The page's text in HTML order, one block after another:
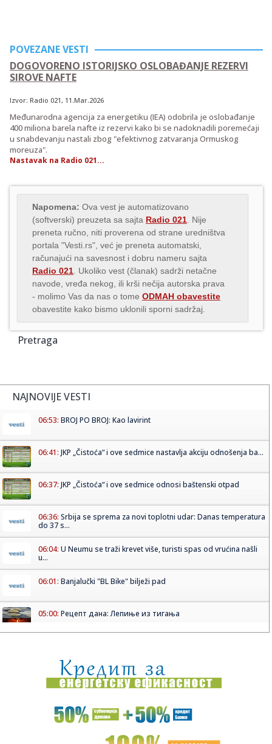
POVEZANE VESTI
DOGOVORENO ISTORIJSKO OSLOBAĐANJE REZERVI
SIROVE NAFTE
Izvor: Radio 021 , 11.Mar.2026
Međunarodna agencija za energetiku (IEA) odobrila je oslobađanje
400 miliona barela nafte iz rezervi kako bi se nadoknadili poremećaji
u snabdevanju nastali zbog "efektivnog zatvaranja Ormuskog
moreuza".
Nastavak na Radio 021...
Napomena: Ova vest je automatizovano
(softverski) preuzeta sa sajta Radio 021 . Nije
preneta ručno, niti proverena od strane uredništva
portala "Vesti.rs", već je preneta automatski,
računajući na savesnost i dobru nameru sajta
Radio 021 . Ukoliko vest (članak) sadrži netačne
navode, vređa nekog, ili krši nečija autorska prava
- molimo Vas da nas o tome ODMAH obavestite
obavestite kako bismo uklonili sporni sadržaj.
Pretraga
NAJNOVIJE VESTI
06:53: BROJ PO BROJ: Kao lavirint
06:41: JKP „Čistoća“ i ove sedmice nastavlja akciju odnošenja ba...
06:37: JKP „Čistoća“ i ove sedmice odnosi baštenski otpad
06:36: Srbija se sprema za novi toplotni udar: Danas temperatura
do 37 s...
06:04: U Neumu se traži krevet više, turisti spas od vrućina našli
u...
06:01: Banjalučki "BL Bike" bilježi pad
05:00: Рецепт дана: Лепиње из тигања
01:07:VIDEO: Test Jetour T2
00:44:Novi Srbin u Budućnosti! Stigla zamena za Tanaskovića!